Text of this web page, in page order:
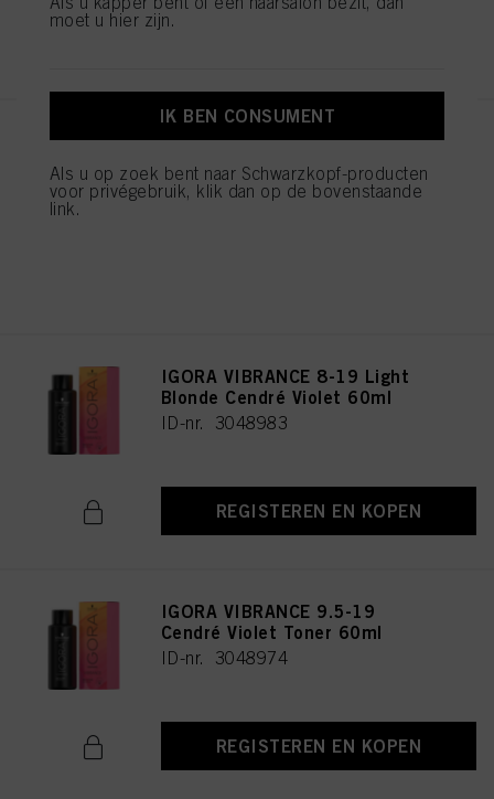
IGORA VIBRANCE 6-16 Dark
Blonde Cendré Chocolate 60ml
ID-nr. 3048486
IGORA VIBRANCE 8-19 Light
Blonde Cendré Violet 60ml
ID-nr. 3048983
REGISTEREN EN KOPEN
IGORA VIBRANCE 9.5-19
Cendré Violet Toner 60ml
ID-nr. 3048974
REGISTEREN EN KOPEN
moet u hier zijn.
IK BEN CONSUMENT
Als u op zoek bent naar Schwarzkopf-producten
voor privégebruik, klik dan op de bovenstaande
link.